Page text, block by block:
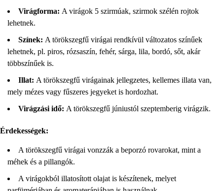
Virágforma: A virágok 5 szirmúak, szirmok szélén rojtok
lehetnek.
Színek: A törökszegfű virágai rendkívül változatos színűek
lehetnek, pl. piros, rózsaszín, fehér, sárga, lila, bordó, sőt, akár
többszínűek is.
Illat: A törökszegfű virágainak jellegzetes, kellemes illata van,
mely mézes vagy fűszeres jegyeket is hordozhat.
Virágzási idő: A törökszegfű júniustól szeptemberig virágzik.
Érdekességek:
A törökszegfű virágai vonzzák a beporzó rovarokat, mint a
méhek és a pillangók.
A virágokból illatosított olajat is készítenek, melyet